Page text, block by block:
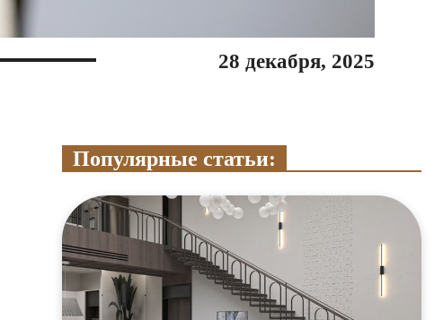
28 декабря, 2025
Популярные статьи: